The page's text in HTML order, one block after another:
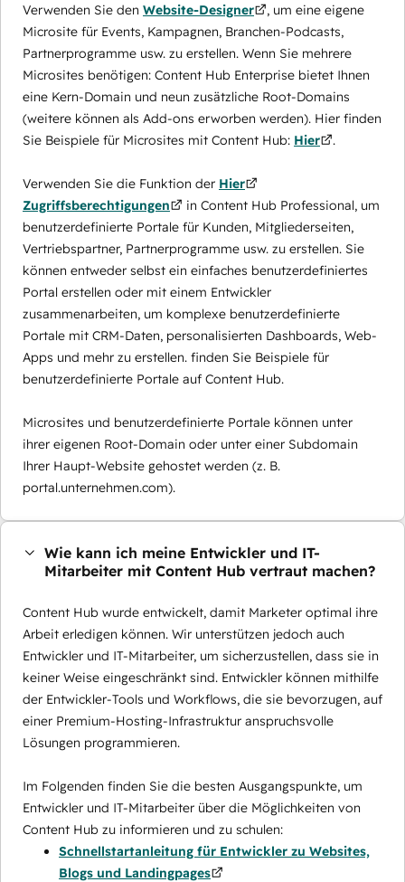
Verwenden Sie den Website-Designer
, um eine eigene
Microsite für Events, Kampagnen, Branchen-Podcasts,
Partnerprogramme usw. zu erstellen. Wenn Sie mehrere
Microsites benötigen: Content Hub Enterprise bietet Ihnen
eine Kern-Domain und neun zusätzliche Root-Domains
(weitere können als Add-ons erworben werden). Hier finden
Sie Beispiele für Microsites mit Content Hub: Hier .
Verwenden Sie die Funktion der Hier
Zugriffsberechtigungen
in Content Hub Professional, um
benutzerdefinierte Portale für Kunden, Mitgliederseiten,
Vertriebspartner, Partnerprogramme usw. zu erstellen. Sie
können entweder selbst ein einfaches benutzerdefiniertes
Portal erstellen oder mit einem Entwickler
zusammenarbeiten, um komplexe benutzerdefinierte
Portale mit CRM-Daten, personalisierten Dashboards, Web-
Apps und mehr zu erstellen. finden Sie Beispiele für
benutzerdefinierte Portale auf Content Hub.
Microsites und benutzerdefinierte Portale können unter
ihrer eigenen Root-Domain oder unter einer Subdomain
Ihrer Haupt-Website gehostet werden (z. B.
portal.unternehmen.com).
Wie kann ich meine Entwickler und IT-
Mitarbeiter mit Content Hub vertraut machen?
Content Hub wurde entwickelt, damit Marketer optimal ihre
Arbeit erledigen können. Wir unterstützen jedoch auch
Entwickler und IT-Mitarbeiter, um sicherzustellen, dass sie in
keiner Weise eingeschränkt sind. Entwickler können mithilfe
der Entwickler-Tools und Workflows, die sie bevorzugen, auf
einer Premium-Hosting-Infrastruktur anspruchsvolle
Lösungen programmieren.
Im Folgenden finden Sie die besten Ausgangspunkte, um
Entwickler und IT-Mitarbeiter über die Möglichkeiten von
Content Hub zu informieren und zu schulen:
Schnellstartanleitung für Entwickler zu Websites,
Blogs und Landingpages